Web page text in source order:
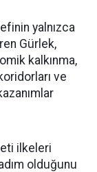
yalnızca
Gürlek,
kalkınma,
ve
ilkeleri
olduğunu